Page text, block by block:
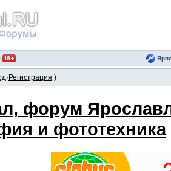
· Регистрация )
форум
и фототехника